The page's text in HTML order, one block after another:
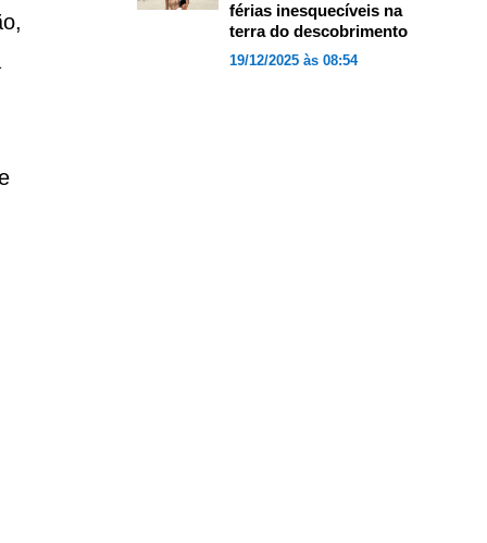
férias inesquecíveis na
terra do descobrimento
19/12/2025 às 08:54